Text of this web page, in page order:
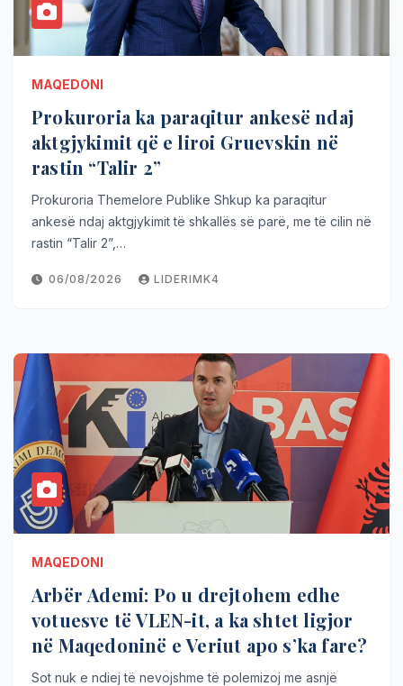
MAQEDONI
Prokuroria ka paraqitur ankesë ndaj
aktgjykimit që e liroi Gruevskin në
rastin “Talir 2”
Prokuroria Themelore Publike Shkup ka paraqitur
ankesë ndaj aktgjykimit të shkallës së parë, me të cilin në
rastin “Talir 2”,…
06/08/2026 LIDERIMK4
MAQEDONI
Arbër Ademi: Po u drejtohem edhe
votuesve të VLEN-it, a ka shtet ligjor
në Maqedoninë e Veriut apo s’ka fare?
Sot nuk e ndiej të nevojshme të polemizoj me asnjë